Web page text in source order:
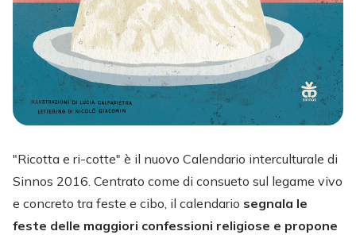
"Ricotta e ri-cotte" è il nuovo Calendario interculturale di
Sinnos 2016. Centrato come di consueto sul legame vivo
e concreto tra feste e cibo, il calendario segnala le
feste delle maggiori confessioni religiose e propone